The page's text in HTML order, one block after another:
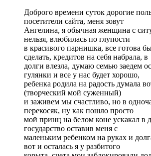
Доброго времени суток дорогие
посетители сайта, меня зовут
Ангелина, я обычная женщина с
нельзя, влюбилась по глупости
в красивого парнишка, все готова
сделать, кредитов на себя набрала, в
долги влезла, думаю семью заедем
гулянки и все у нас будет хорошо,
ребенка родила на радость думала
(творческий мой суженный)
и заживем мы счастливо, но в
перекосяк, ну как пошло просто
мой принц на белом коне ускакал в
государство оставив меня с
маленьким ребенком на руках и
вот и осталась я у разбитого